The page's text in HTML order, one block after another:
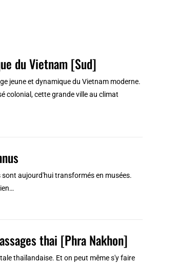
du Vietnam [Sud]
jeune et dynamique du Vietnam moderne.
colonial, cette grande ville au climat
aujourd'hui transformés en musées.
thai [Phra Nakhon]
thaïlandaise. Et on peut même s'y faire